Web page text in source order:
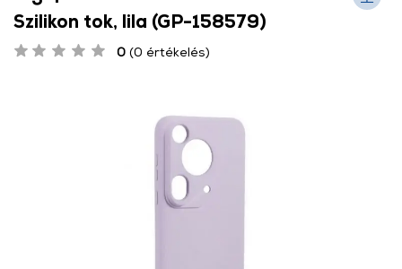
Szilikon tok, lila (GP-158579)
0 (0 értékelés)